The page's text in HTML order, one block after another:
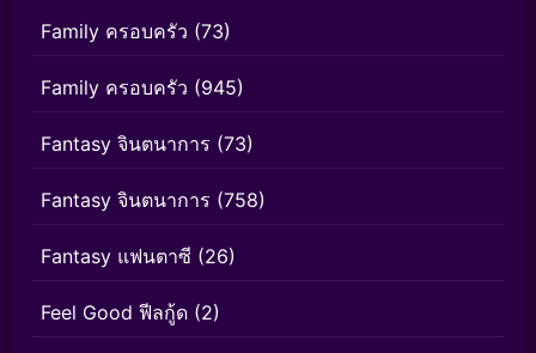
Family ครอบครัว (73)
Family ครอบครัว (945)
Fantasy จินตนาการ (73)
Fantasy จินตนาการ (758)
Fantasy แฟนตาซี (26)
Feel Good ฟีลกู้ด (2)